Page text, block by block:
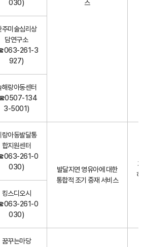
스
030)
주미술심리상
담연구소
261-3
927)
해랑아동센터
134
3-5001)
랑아동발달통
합지원센터
261-0
030)
발달지연 영유아에 대한
통합적 조기 중재 서비스
하
킹스디오시
261-0
030)
꿈꾸는마당